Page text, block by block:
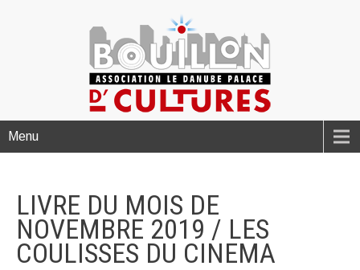
Menu
LIVRE DU MOIS DE
NOVEMBRE 2019 / LES
COULISSES DU CINEMA